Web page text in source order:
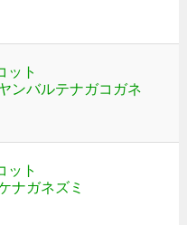
ット
ンバルテナガコガネ
ット
ナガネズミ